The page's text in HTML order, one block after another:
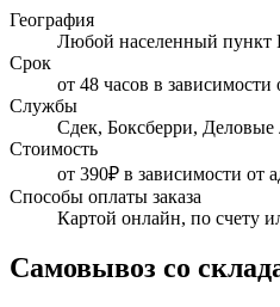
География
Любой населенный пункт
Срок
от 48 часов в зависимости
Службы
Сдек, Боксберри,
Стоимость
от 390₽ в зависимости от
Способы оплаты заказа
Картой онлайн, по счету
Самовывоз со